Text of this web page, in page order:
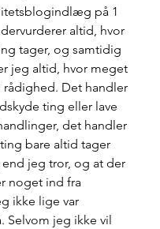
på 1
altid, hvor
tager, og samtidig
jeg altid, hvor meget
Det handler
ting eller lave
det handler
bare altid tager
jeg tror, og at der
noget ind fra
ikke lige var
Selvom jeg ikke vil